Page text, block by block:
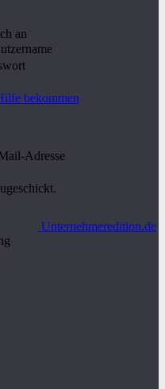
an
bekommen
Adresse
Unternehmeredition.de